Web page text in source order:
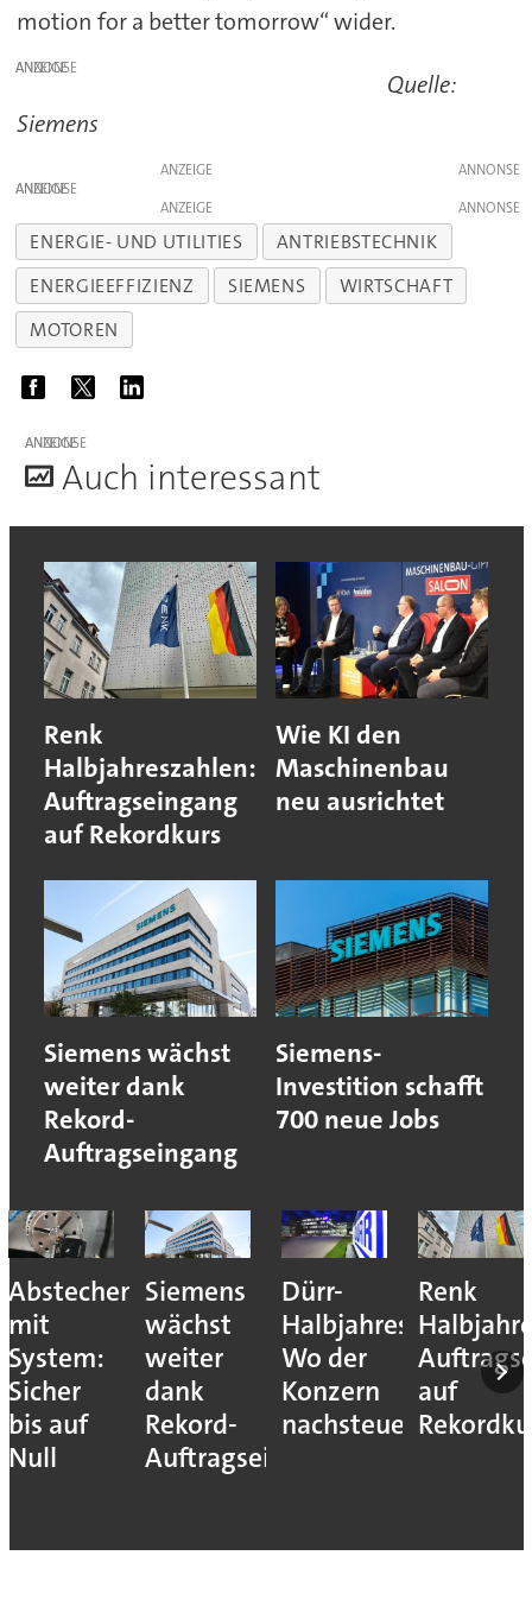
motion for a better tomorrow“ wider.
ANZEIGE
Quelle:
Siemens
ANZEIGE
ANZEIGE
ANZEIGE
ENERGIE- UND UTILITIES
ANTRIEBSTECHNIK
ENERGIEEFFIZIENZ
SIEMENS
WIRTSCHAFT
MOTOREN
ANZEIGE
Auch interessant
Renk
Halbjahreszahlen:
Auftragseingang
auf Rekordkurs
Wie KI den
Maschinenbau
neu ausrichtet
Siemens wächst
weiter dank
Rekord-
Auftragseingang
Siemens-
Investition schafft
700 neue Jobs
Abstechen
mit
System:
Sicher
bis auf
Null
Siemens
wächst
weiter
dank
Rekord-
Auftragseingang
Dürr-
Halbjahreszahlen:
Wo der
Konzern
nachsteuert
Renk
auf